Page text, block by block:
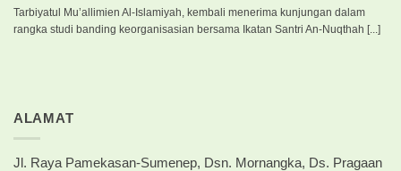
Tarbiyatul Mu’allimien Al-Islamiyah, kembali menerima kunjungan dalam
rangka studi banding keorganisasian bersama Ikatan Santri An-Nuqthah [...]
ALAMAT
Jl. Raya Pamekasan-Sumenep, Dsn. Mornangka, Ds. Pragaan